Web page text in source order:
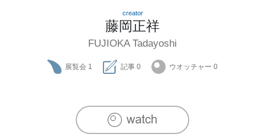
creator
藤岡正祥
FUJIOKA Tadayoshi
展覧会 1 記事 0 ウオッチャー 0